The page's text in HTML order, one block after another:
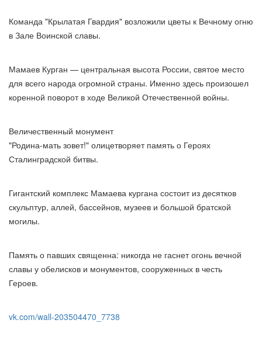
Команда "Крылатая Гвардия" возложили цветы к Вечному огню
в Зале Воинской славы.
Мамаев Курган — центральная высота России, святое место
для всего народа огромной страны. Именно здесь произошел
коренной поворот в ходе Великой Отечественной войны.
Величественный монумент
"Родина-мать зовет!" олицетворяет память о Героях
Сталинградской битвы.
Гигантский комплекс Мамаева кургана состоит из десятков
скульптур, аллей, бассейнов, музеев и большой братской
могилы.
Память о павших священна: никогда не гаснет огонь вечной
славы у обелисков и монументов, сооруженных в честь
Героев.
vk.com/wall-203504470_7738